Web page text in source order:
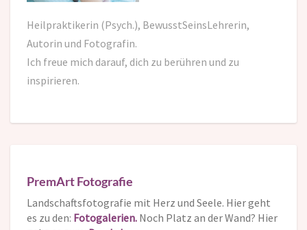
Heilpraktikerin (Psych.), BewusstSeinsLehrerin,
Autorin und Fotografin.
Ich freue mich darauf, dich zu berühren und zu
inspirieren.
PremArt Fotografie
Landschaftsfotografie mit Herz und Seele. Hier geht
es zu den: Fotogalerien. Noch Platz an der Wand? Hier